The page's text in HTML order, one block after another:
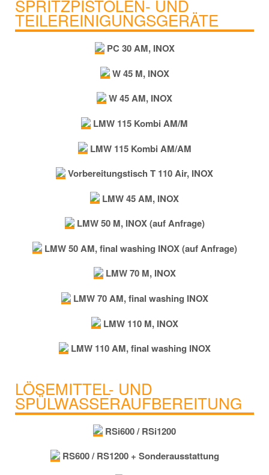
SPRITZPISTOLEN- UND
TEILEREINIGUNGSGERÄTE
PC 30 AM, INOX
W 45 M, INOX
W 45 AM, INOX
LMW 115 Kombi AM/M
LMW 115 Kombi AM/AM
Vorbereitungstisch T 110 Air, INOX
LMW 45 AM, INOX
LMW 50 M, INOX (auf Anfrage)
LMW 50 AM, final washing INOX (auf Anfrage)
LMW 70 M, INOX
LMW 70 AM, final washing INOX
LMW 110 M, INOX
LMW 110 AM, final washing INOX
LÖSEMITTEL- UND
SPÜLWASSERAUFBEREITUNG
RSi600 / RSi1200
RS600 / RS1200 + Sonderausstattung